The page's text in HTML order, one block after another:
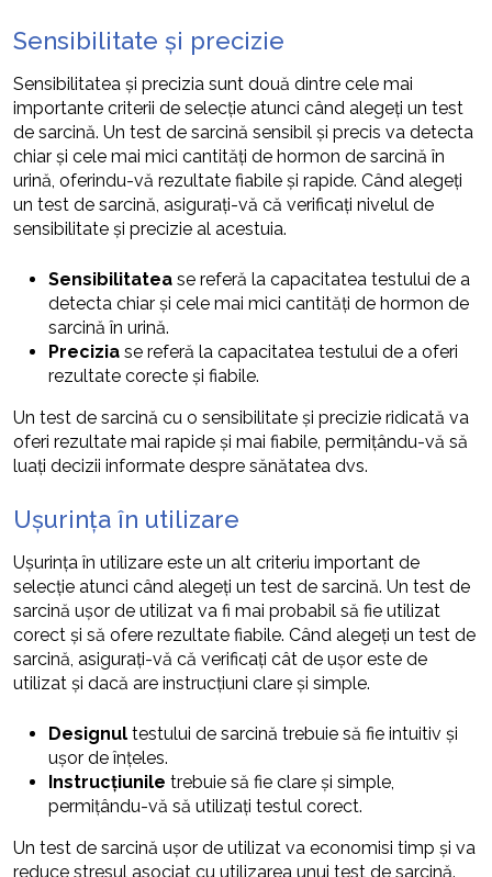
Sensibilitate și precizie
Sensibilitatea și precizia sunt două dintre cele mai
importante criterii de selecție atunci când alegeți un test
de sarcină. Un test de sarcină sensibil și precis va detecta
chiar și cele mai mici cantități de hormon de sarcină în
urină, oferindu-vă rezultate fiabile și rapide. Când alegeți
un test de sarcină, asigurați-vă că verificați nivelul de
sensibilitate și precizie al acestuia.
Sensibilitatea se referă la capacitatea testului de a
detecta chiar și cele mai mici cantități de hormon de
sarcină în urină.
Precizia se referă la capacitatea testului de a oferi
rezultate corecte și fiabile.
Un test de sarcină cu o sensibilitate și precizie ridicată va
oferi rezultate mai rapide și mai fiabile, permițându-vă să
luați decizii informate despre sănătatea dvs.
Ușurința în utilizare
Ușurința în utilizare este un alt criteriu important de
selecție atunci când alegeți un test de sarcină. Un test de
sarcină ușor de utilizat va fi mai probabil să fie utilizat
corect și să ofere rezultate fiabile. Când alegeți un test de
sarcină, asigurați-vă că verificați cât de ușor este de
utilizat și dacă are instrucțiuni clare și simple.
Designul testului de sarcină trebuie să fie intuitiv și
ușor de înțeles.
Instrucțiunile trebuie să fie clare și simple,
permițându-vă să utilizați testul corect.
Un test de sarcină ușor de utilizat va economisi timp și va
reduce stresul asociat cu utilizarea unui test de sarcină.